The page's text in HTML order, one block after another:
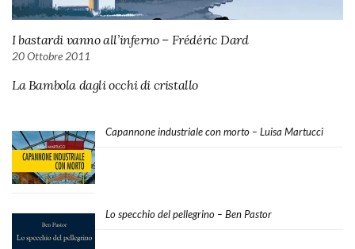
I bastardi vanno all’inferno – Frédéric Dard
20 Ottobre 2011
La Bambola dagli occhi di cristallo
Capannone industriale con morto – Luisa Martucci
Lo specchio del pellegrino – Ben Pastor